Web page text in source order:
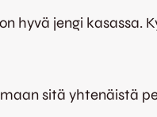
hyvä jengi
sitä yhtenäistä